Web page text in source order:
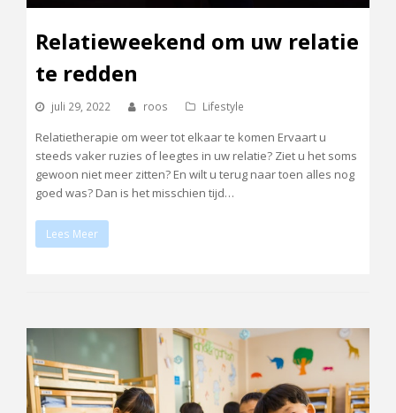
Relatieweekend om uw relatie
te redden
juli 29, 2022 roos Lifestyle
Relatietherapie om weer tot elkaar te komen Ervaart u
steeds vaker ruzies of leegtes in uw relatie? Ziet u het soms
gewoon niet meer zitten? En wilt u terug naar toen alles nog
goed was? Dan is het misschien tijd…
Lees Meer